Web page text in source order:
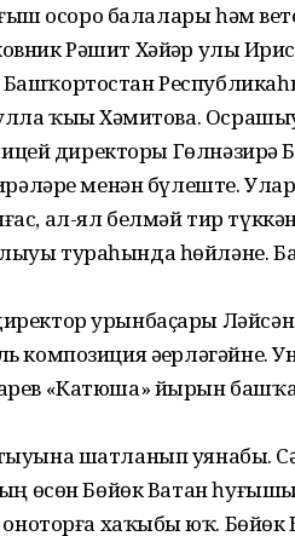
осоро балалары һәм
Рәшит Хәйҙәр улы
ҡыҙы Хәмитова.
директоры Гөлнәзирә
менән бүлеште.
ал-ял белмәй тир
тураһында һөйләне.
урынбаҫары
композиция
«Ка­тюша» йырын
шатланып уянабыҙ.
өсөн Бөйөк Ватан
оноторға хаҡыбыҙ юҡ.